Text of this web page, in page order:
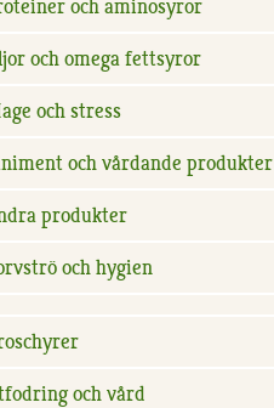
och aminosyror
och omega fettsyror
och stress
och vårdande produkter
produkter
och hygien
och vård